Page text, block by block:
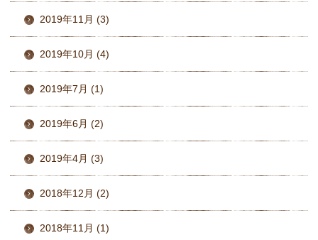
2019年11月 (3)
2019年10月 (4)
2019年7月 (1)
2019年6月 (2)
2019年4月 (3)
2018年12月 (2)
2018年11月 (1)